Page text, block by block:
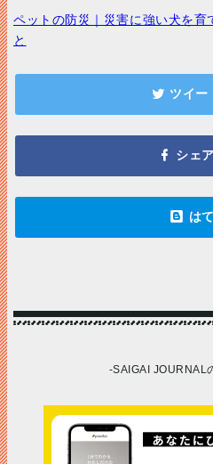
ペットの防災｜災害に強い犬を育
と
-SAIGAI JOURNAL